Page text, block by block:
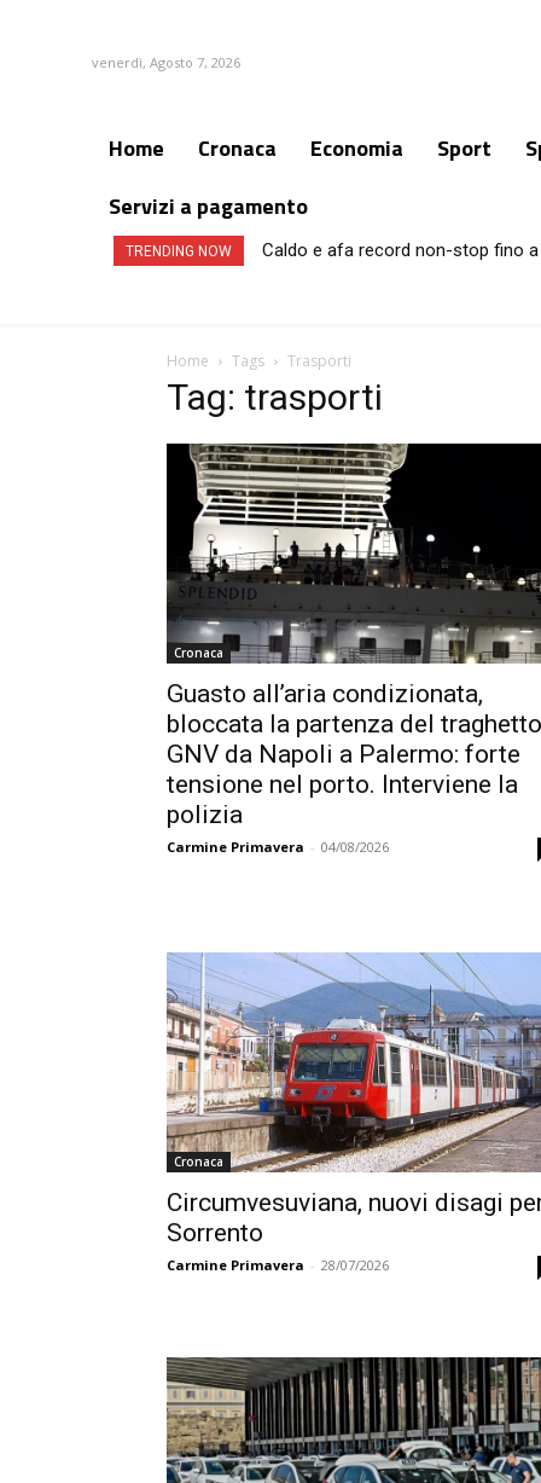
venerdì, Agosto 7, 2026
Home Cronaca Economia Sport
Servizi a pagamento
TRENDING NOW Caldo e afa record non-stop fino
Home Tags Trasporti
Tag: trasporti
Cronaca
Guasto all’aria condizionata,
bloccata la partenza del traghetto
GNV da Napoli a Palermo: forte
tensione nel porto. Interviene la
polizia
Carmine Primavera - 04/08/2026
Cronaca
Circumvesuviana, nuovi disagi
Sorrento
Carmine Primavera - 28/07/2026